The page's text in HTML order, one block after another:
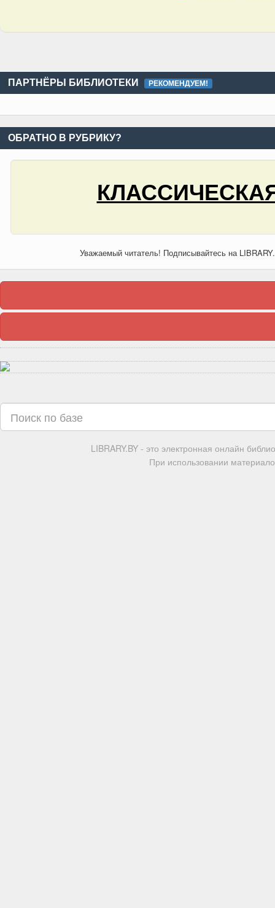
ПАРТНЁРЫ БИБЛИОТЕКИ РЕКОМЕНДУЕМ!
ОБРАТНО В РУБРИКУ?
Уважаемый читатель! Подписывайтесь на
LIBRARY.BY - это электронная онлайн
При использовании